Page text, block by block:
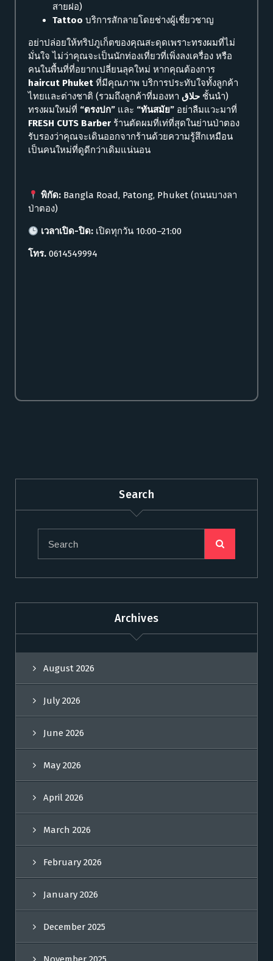
สายฝอ)
Tattoo บริการสักลายโดยช่างผู้เชี่ยวชาญ
อย่าปล่อยให้ทริปภูเก็ตของคุณสะดุดเพราะทรงผมที่ไม่
มั่นใจ ไม่ว่าคุณจะเป็นนักท่องเที่ยวที่เพิ่งลงเครื่อง หรือ
คนในพื้นที่ที่อยากเปลี่ยนลุคใหม่ หากคุณต้องการ
haircut Phuket ที่มีคุณภาพ บริการประทับใจทั้งลูกค้า
ไทยและต่างชาติ (รวมถึงลูกค้าที่มองหา حلاق ชั้นนำ)
ทรงผมใหม่ที่ “ตรงปก” และ “ทันสมัย” อย่าลืมแวะมาที่
FRESH CUTS Barber ร้านตัดผมที่เท่ที่สุดในย่านป่าตอง
รับรองว่าคุณจะเดินออกจากร้านด้วยความรู้สึกเหมือน
เป็นคนใหม่ที่ดูดีกว่าเดิมแน่นอน
พิกัด: Bangla Road, Patong, Phuket (ถนนบางลา
ป่าตอง)
เวลาเปิด-ปิด: เปิดทุกวัน 10:00–21:00
โทร. 0614549994
Search
Archives
August 2026
July 2026
June 2026
May 2026
April 2026
March 2026
February 2026
January 2026
December 2025